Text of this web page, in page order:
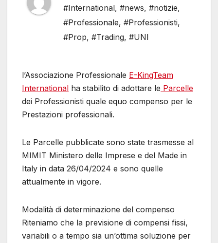
#International, #news, #notizie,
#Professionale, #Professionisti,
#Prop, #Trading, #UNI
l’Associazione Professionale E-KingTeam
International ha stabilito di adottare le Parcelle
dei Professionisti quale equo compenso per le
Prestazioni professionali.
Le Parcelle pubblicate sono state trasmesse al
MIMIT Ministero delle Imprese e del Made in
Italy in data 26/04/2024 e sono quelle
attualmente in vigore.
Modalità di determinazione del compenso
Riteniamo che la previsione di compensi fissi,
variabili o a tempo sia un’ottima soluzione per